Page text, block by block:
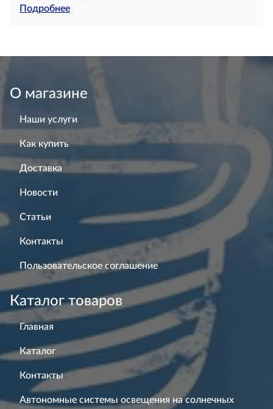
Подробнее
О магазине
Наши услуги
Как купить
Доставка
Новости
Статьи
Контакты
Пользовательское соглашение
Каталог товаров
Главная
Каталог
Контакты
Автономные системы освещения на солнечных